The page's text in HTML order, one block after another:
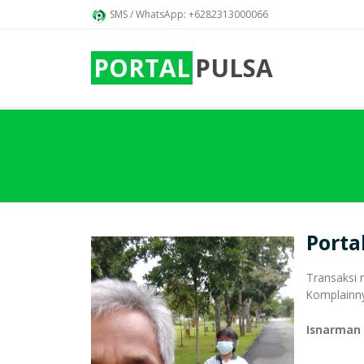
SMS / WhatsApp: +6282313000066
PORTAL PULSA
Transaksi